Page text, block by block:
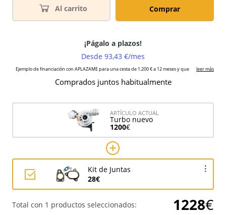
Al carrito Comprar
Comprados juntos habitualmente
ARTÍCULO ACTUAL
Turbo nuevo
1200€
Kit de Juntas
28€
Total con 1 productos seleccionados: 1228€